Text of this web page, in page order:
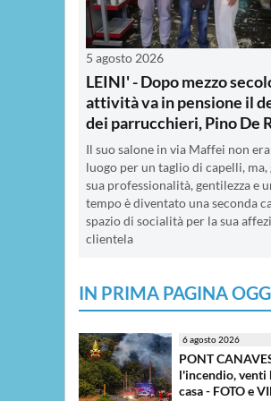
5 agosto 2026
LEINI' - Dopo mezzo
attività va in pensione il
dei parrucchieri, Pino De
Il suo salone in via Maffei non
luogo per un taglio di capelli, ma,
sua professionalità, gentilezza e
tempo è diventato una seconda
spazio di socialità per la sua
clientela
IN PRIMA PAGINA
6 agosto 2026
PONT
l'incendio, venti
casa - FOTO e